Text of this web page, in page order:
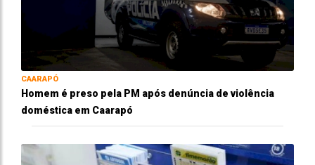
CAARAPÓ
Homem é preso pela PM após denúncia de violência
doméstica em Caarapó